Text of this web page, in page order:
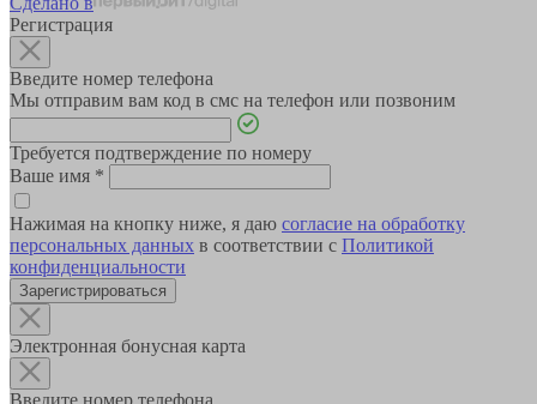
Регистрация
Введите номер телефона
Мы отправим вам код в смс на телефон или позвоним
Требуется подтверждение по номеру
Ваше имя *
Нажимая на кнопку ниже, я даю согласие на обработку
персональных данных в соответствии с Политикой
конфиденциальности
Зарегистрироваться
Электронная бонусная карта